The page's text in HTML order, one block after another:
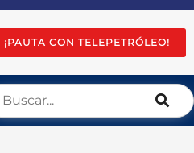
¡PAUTA CON TELEPETRÓLEO!